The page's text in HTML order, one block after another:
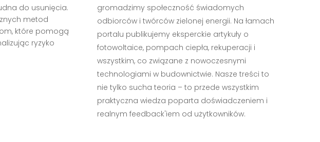
do usunięcia.
metod
które pomogą
ryzyko
gromadzimy społeczność świadomych
odbiorców i twórców zielonej energii. Na łamach
portalu publikujemy eksperckie artykuły o
fotowoltaice, pompach ciepła, rekuperacji i
wszystkim, co związane z nowoczesnymi
technologiami w budownictwie. Nasze treści to
nie tylko sucha teoria – to przede wszystkim
praktyczna wiedza poparta doświadczeniem i
realnym feedback'iem od użytkowników.